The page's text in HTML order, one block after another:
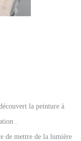
la peinture à
.
de mettre de la lumière